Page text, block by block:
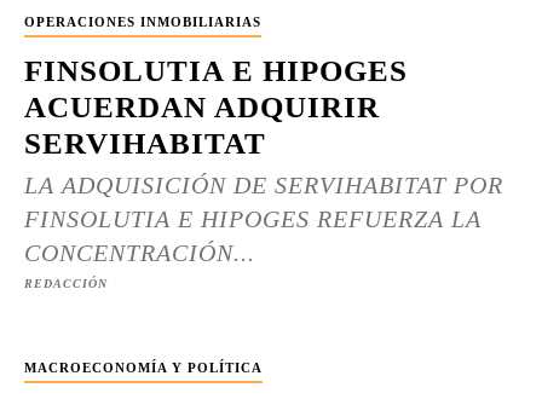
OPERACIONES INMOBILIARIAS
FINSOLUTIA E HIPOGES
ACUERDAN ADQUIRIR
SERVIHABITAT
LA ADQUISICIÓN DE SERVIHABITAT POR
FINSOLUTIA E HIPOGES REFUERZA LA
CONCENTRACIÓN...
REDACCIÓN
MACROECONOMÍA Y POLÍTICA